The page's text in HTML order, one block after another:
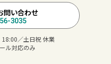
問い合わせ
3035
／土日祝 休業
ル対応のみ